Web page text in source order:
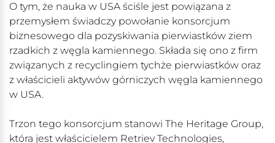
O tym, że nauka w USA ściśle jest powiązana z
przemysłem świadczy powołanie konsorcjum
biznesowego dla pozyskiwania pierwiastków ziem
rzadkich z węgla kamiennego. Składa się ono z firm
związanych z recyclingiem tychże pierwiastków oraz
z właścicieli aktywów górniczych węgla kamiennego
w USA.
Trzon tego konsorcjum stanowi The Heritage Group,
która jest właścicielem Retriev Technologies,